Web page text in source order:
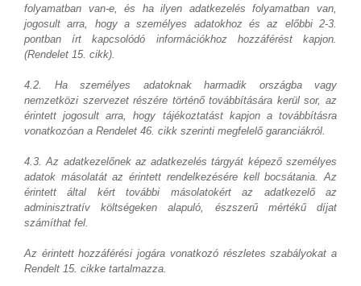
folyamatban van-e, és ha ilyen adatkezelés folyamatban van,
jogosult arra, hogy a személyes adatokhoz és az előbbi 2-3.
pontban írt kapcsolódó információkhoz hozzáférést kapjon.
(Rendelet 15. cikk).
4.2. Ha személyes adatoknak harmadik országba vagy
nemzetközi szervezet részére történő továbbítására kerül sor, az
érintett jogosult arra, hogy tájékoztatást kapjon a továbbításra
vonatkozóan a Rendelet 46. cikk szerinti megfelelő garanciákról.
4.3. Az adatkezelőnek az adatkezelés tárgyát képező személyes
adatok másolatát az érintett rendelkezésére kell bocsátania. Az
érintett által kért további másolatokért az adatkezelő az
adminisztratív költségeken alapuló, észszerű mértékű díjat
számíthat fel.
Az érintett hozzáférési jogára vonatkozó részletes szabályokat a
Rendelt 15. cikke tartalmazza.